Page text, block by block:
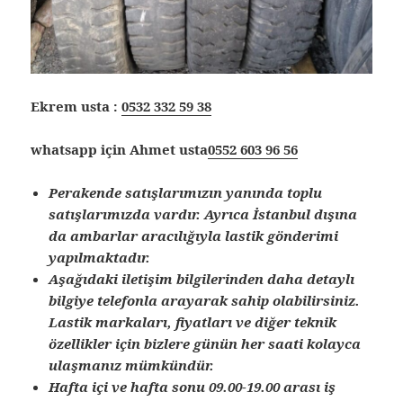
Ekrem usta :0532 332 59 38
whatsapp için Ahmet usta0552 603 96 56
Perakende satışlarımızın yanında toplu
satışlarımızda vardır. Ayrıca İstanbul dışına
da ambarlar aracılığıyla lastik gönderimi
yapılmaktadır.
Aşağıdaki iletişim bilgilerinden daha detaylı
bilgiye telefonla arayarak sahip olabilirsiniz.
Lastik markaları, fiyatları ve diğer teknik
özellikler için bizlere günün her saati kolayca
ulaşmanız mümkündür.
Hafta içi ve hafta sonu 09.00-19.00 arası iş